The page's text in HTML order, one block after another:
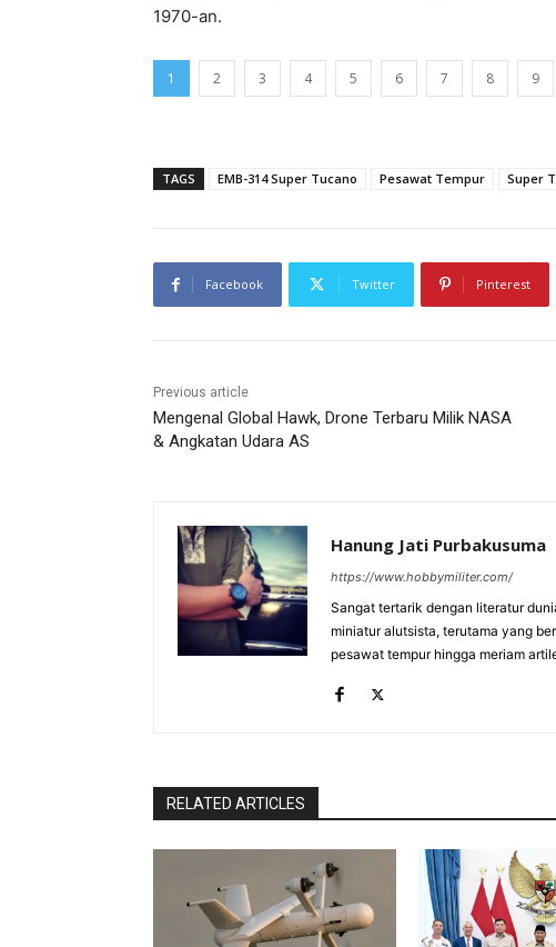
1970-an.
1 2 3 4 5 6 7 8 9
TAGS EMB-314 Super Tucano Pesawat Tempur Super
Facebook Twitter Pinterest
Previous article
Mengenal Global Hawk, Drone Terbaru Milik NASA
& Angkatan Udara AS
Hanung Jati Purbakusuma
https://www.hobbymiliter.com/
Sangat tertarik dengan literatur
miniatur alutsista, terutama yang
pesawat tempur hingga meriam
RELATED ARTICLES